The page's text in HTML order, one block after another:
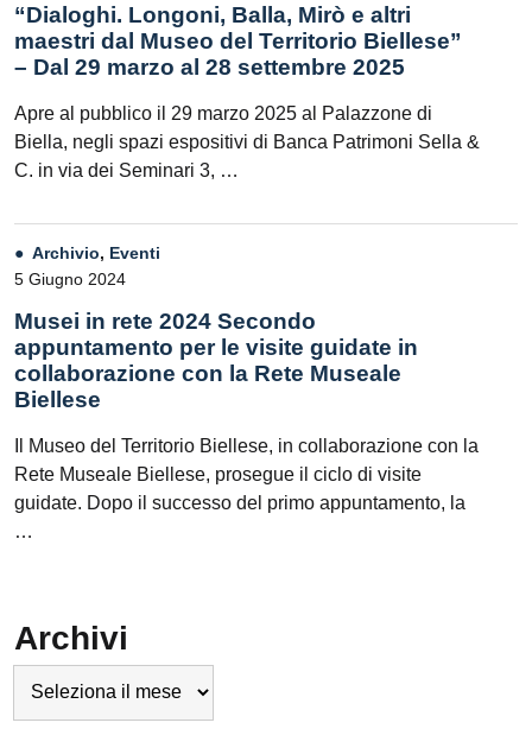
“Dialoghi. Longoni, Balla, Mirò e altri
maestri dal Museo del Territorio Biellese”
– Dal 29 marzo al 28 settembre 2025
Apre al pubblico il 29 marzo 2025 al Palazzone di
Biella, negli spazi espositivi di Banca Patrimoni Sella &
C. in via dei Seminari 3, …
Archivio, Eventi
5 Giugno 2024
Musei in rete 2024 Secondo
appuntamento per le visite guidate in
collaborazione con la Rete Museale
Biellese
Il Museo del Territorio Biellese, in collaborazione con la
Rete Museale Biellese, prosegue il ciclo di visite
guidate. Dopo il successo del primo appuntamento, la
…
Archivi